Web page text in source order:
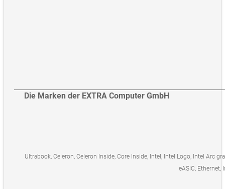
Die Marken der EXTRA Computer GmbH
Ultrabook, Celeron, Celeron Inside, Core Inside, Intel, Intel Logo, Intel Arc
eASIC, Ethernet,